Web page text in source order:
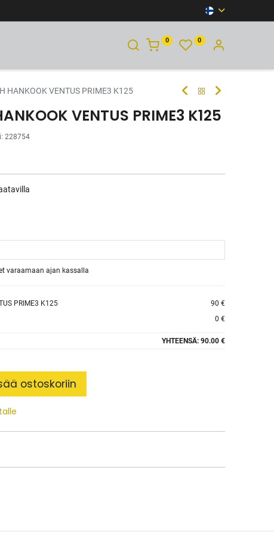
0 0
HANKOOK VENTUS PRIME3 K125
VENTUS PRIME3 K125
228754
varaamaan ajan kassalla
PRIME3 K125
90 €
0 €
YHTEENSÄ: 90.00 €
ostoskoriin